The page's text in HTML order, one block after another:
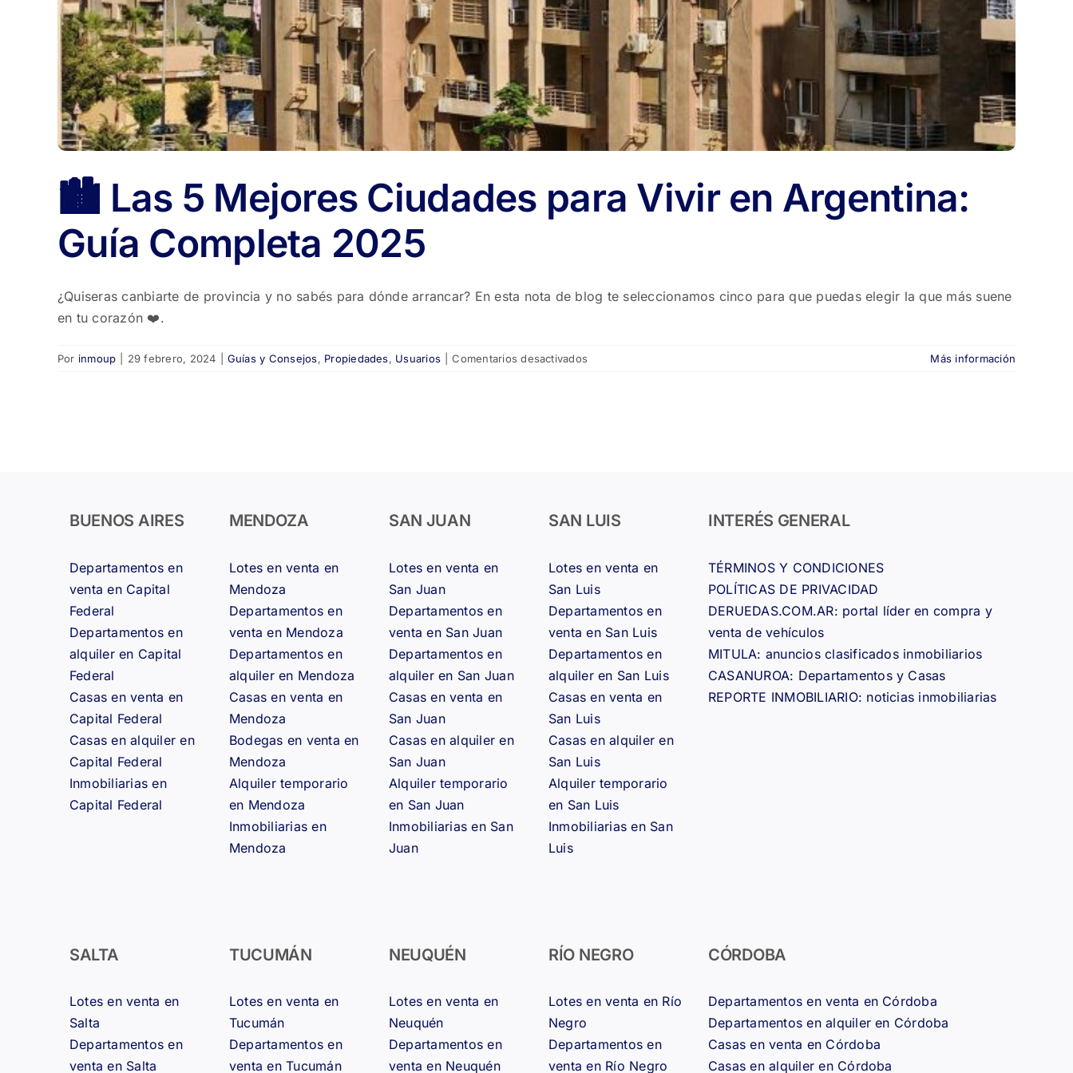
🏙️ Las 5 Mejores Ciudades para Vivir en Argentina:
Guía Completa 2025
¿Quiseras canbiarte de provincia y no sabés para dónde arrancar? En esta nota de blog te seleccionamos cinco para que puedas elegir la que más suene
en tu corazón ❤️.
Por inmoup 29 febrero, 2024 Guías y Consejos, Propiedades, Usuarios Comentarios desactivados
Argentina:
2025
Más información
BUENOS AIRES
Departamentos en
venta en Capital
Federal
Departamentos en
alquiler en Capital
Federal
Casas en venta en
Capital Federal
Casas en alquiler en
Capital Federal
Inmobiliarias en
Capital Federal
MENDOZA
Lotes en venta en
Mendoza
Departamentos en
venta en Mendoza
Departamentos en
alquiler en Mendoza
Casas en venta en
Mendoza
Bodegas en venta en
Mendoza
Alquiler temporario
en Mendoza
Inmobiliarias en
Mendoza
SAN JUAN
Lotes en venta en
San Juan
Departamentos en
venta en San Juan
Departamentos en
alquiler en San Juan
Casas en venta en
San Juan
Casas en alquiler en
San Juan
Alquiler temporario
en San Juan
Inmobiliarias en San
Juan
SAN LUIS
Lotes en venta en
San Luis
Departamentos en
venta en San Luis
Departamentos en
alquiler en San Luis
Casas en venta en
San Luis
Casas en alquiler en
San Luis
Alquiler temporario
en San Luis
Inmobiliarias en San
Luis
INTERÉS GENERAL
TÉRMINOS Y CONDICIONES
POLÍTICAS DE PRIVACIDAD
DERUEDAS.COM.AR: portal líder en compra y
venta de vehículos
MITULA: anuncios clasificados inmobiliarios
CASANUROA: Departamentos y Casas
REPORTE INMOBILIARIO: noticias inmobiliarias
SALTA
Lotes en venta en
Salta
Departamentos en
venta en Salta
TUCUMÁN
Lotes en venta en
Tucumán
Departamentos en
venta en Tucumán
NEUQUÉN
Lotes en venta en
Neuquén
Departamentos en
venta en Neuquén
RÍO NEGRO
Lotes en venta en Río
Negro
Departamentos en
venta en Río Negro
CÓRDOBA
Departamentos en venta en Córdoba
Departamentos en alquiler en Córdoba
Casas en venta en Córdoba
Casas en alquiler en Córdoba